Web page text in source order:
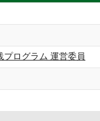
ログラム 運営委員